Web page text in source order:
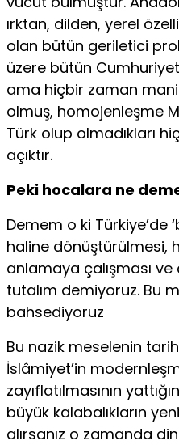
ırktan, dilden, yerel
olan bütün geriletici
üzere bütün
ama hiçbir zaman mani
olmuş, homojenleşme
Türk olup olmadıkları
açıktır.
Peki hocalara ne
Demem o ki Türkiye’de
haline dönüştürülmesi,
anlamaya çalışması
tutalım demiyoruz. Bu
bahsediyoruz
Bu nazik meselenin
İslâmiyet’in
zayıflatılmasının
büyük kalabalıkların
alırsanız o zamanda